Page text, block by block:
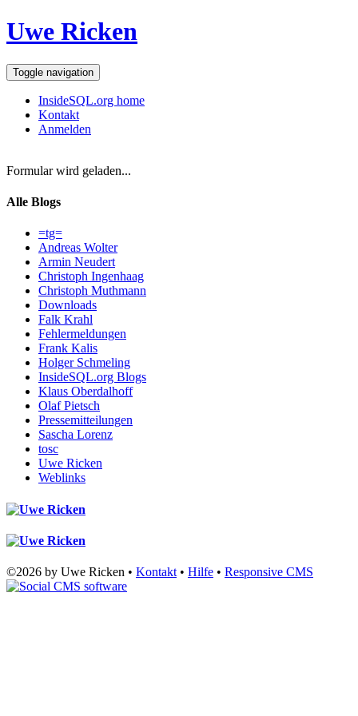
Uwe Ricken
Toggle navigation
InsideSQL.org home
Kontakt
Anmelden
Formular wird geladen...
Alle Blogs
=tg=
Andreas Wolter
Armin Neudert
Christoph Ingenhaag
Christoph Muthmann
Downloads
Falk Krahl
Fehlermeldungen
Frank Kalis
Holger Schmeling
InsideSQL.org Blogs
Klaus Oberdalhoff
Olaf Pietsch
Pressemitteilungen
Sascha Lorenz
tosc
Uwe Ricken
Weblinks
©2026 by Uwe Ricken • Kontakt • Hilfe • Responsive CMS